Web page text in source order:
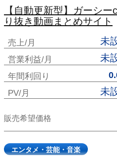
【自動更新型】ガーシ
り抜き動画まとめサイト
売上/月 未
営業利益/月 未
年間利回り
PV/月 未
販売希望価格
エンタメ・芸能・音楽